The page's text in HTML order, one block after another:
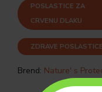
POSLASTICE ZA
CRVENU DLAKU
ZDRAVE POSLASTICE
Brend: Nature' s